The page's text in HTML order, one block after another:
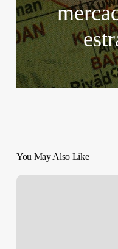
You May Also Like